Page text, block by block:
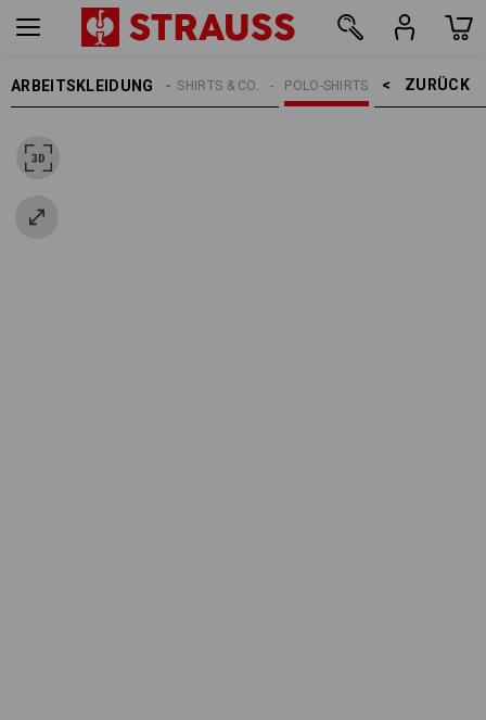
ARBEITSKLEIDUNG ZURÜCK    >
POLO-SHIRTS
SHIRTS & CO.
DAMEN